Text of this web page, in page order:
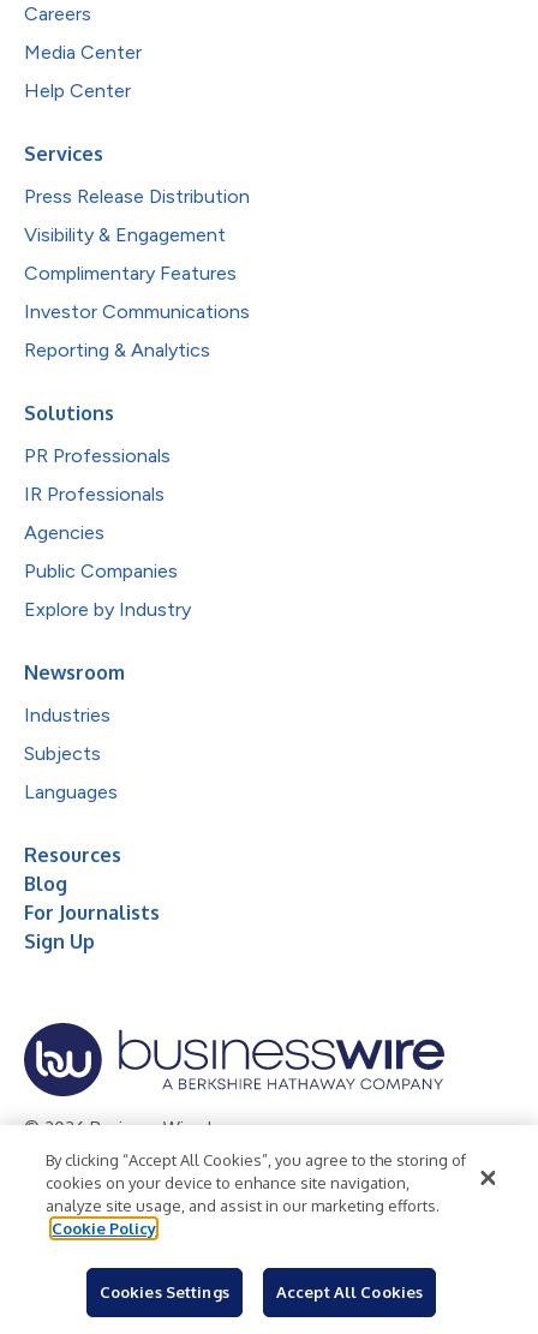
Careers
Media Center
Help Center
Services
Press Release Distribution
Visibility & Engagement
Complimentary Features
Investor Communications
Reporting & Analytics
Solutions
PR Professionals
IR Professionals
Agencies
Public Companies
Explore by Industry
Newsroom
Industries
Subjects
Languages
Resources
Blog
For Journalists
Sign Up
© 2026 Business Wire, Inc.
Privacy Policy Cookie Policy
Accessibility Statement
Terms of Use
Legal
By clicking “Accept All Cookies”, you agree to the storing of
cookies on your device to enhance site navigation,
analyze site usage, and assist in our marketing efforts.
Cookie Policy
Cookies Settings Accept All Cookies